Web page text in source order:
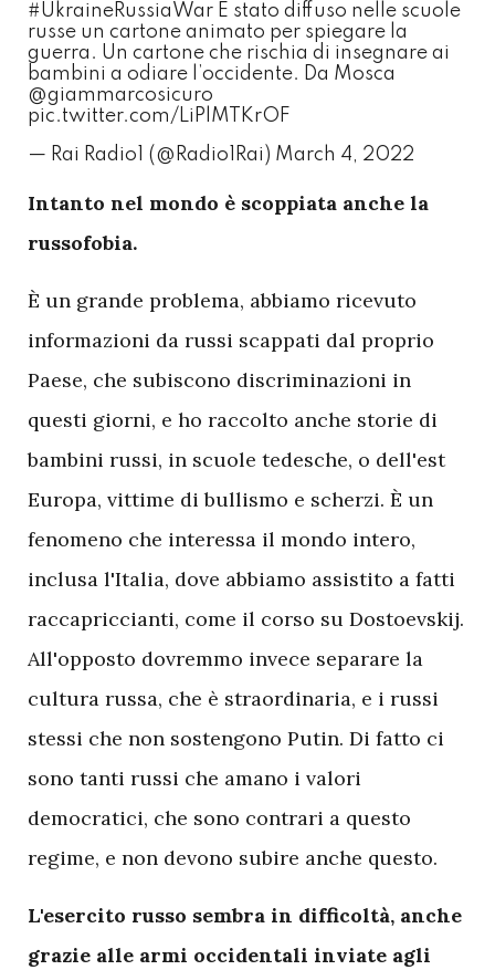
#UkraineRussiaWar È stato diffuso nelle scuole
russe un cartone animato per spiegare la
guerra. Un cartone che rischia di insegnare ai
bambini a odiare l’occidente. Da Mosca
@giammarcosicuro
pic.twitter.com/LiPlMTKrOF
— Rai Radio1 (@Radio1Rai) March 4, 2022
Intanto nel mondo è scoppiata anche la
russofobia.
È un grande problema, abbiamo ricevuto
informazioni da russi scappati dal proprio
Paese, che subiscono discriminazioni in
questi giorni, e ho raccolto anche storie di
bambini russi, in scuole tedesche, o dell'est
Europa, vittime di bullismo e scherzi. È un
fenomeno che interessa il mondo intero,
inclusa l'Italia, dove abbiamo assistito a fatti
raccapriccianti, come il corso su Dostoevskij.
All'opposto dovremmo invece separare la
cultura russa, che è straordinaria, e i russi
stessi che non sostengono Putin. Di fatto ci
sono tanti russi che amano i valori
democratici, che sono contrari a questo
regime, e non devono subire anche questo.
L'esercito russo sembra in difficoltà, anche
grazie alle armi occidentali inviate agli